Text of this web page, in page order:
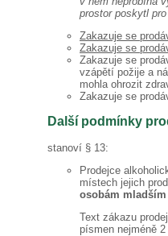
prostor poskytl
Zakazuje se
Zakazuje se
Zakazuje se
vzápětí požije a
mohla ohrozit
Zakazuje se
Další podmínky
stanoví § 13:
Prodejce
místech jejich
osobám mladším
Text zákazu
písmen nejméně 2